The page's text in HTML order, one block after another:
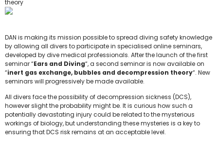
theory
DAN is making its mission possible to spread diving safety knowledge
by allowing all divers to participate in specialised online seminars,
developed by dive medical professionals. After the launch of the first
seminar “Ears and Diving“, a second seminar is now available on
“inert gas exchange, bubbles and decompression theory“. New
seminars will progressively be made available.
All divers face the possibility of decompression sickness (DCS),
however slight the probability might be. It is curious how such a
potentially devastating injury could be related to the mysterious
workings of biology, but understanding these mysteries is a key to
ensuring that DCS risk remains at an acceptable level.